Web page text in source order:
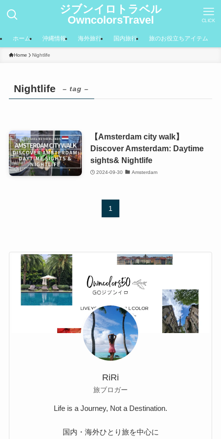
ジブンイロトラベル
OwncolorsTravel
CLICK
ホーム 沖縄情報 海外旅行 国内旅行 旅のお役立ちアイテム
Home Nightlife
Nightlife – tag –
【Amsterdam city walk】
Discover Amsterdam: Daytime
sights& Nightlife
2024-09-30 Amsterdam
1
RiRi
旅ブロガー
Life is a Journey, Not a Destination.
国内・海外ひとり旅を中心に